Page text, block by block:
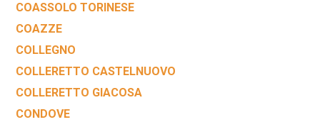
COASSOLO TORINESE
COAZZE
COLLEGNO
COLLERETTO CASTELNUOVO
COLLERETTO GIACOSA
CONDOVE